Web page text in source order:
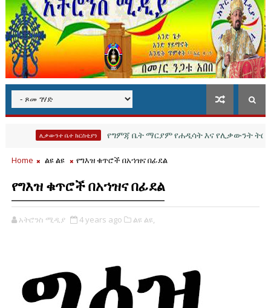
ሊቃውንተ ቤተ ክርስቲያን የግምጃ ቤት ማርያም የሐዲሳት እና የሊቃውንት ትርጓሜ
Home ልዩ ልዩ የግእዝ ቁጥሮች በአኀዝና በፊደል
የግእዝ ቁጥሮች በአኀዝና በፊደል
አትሮንስ ሚዲያ 4 years ago ልዩ ልዩ,